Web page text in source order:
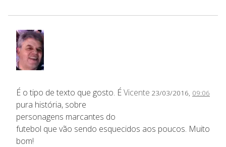
Vicente 23/03/2016, 09:06
É o tipo de texto que gosto. É
pura história, sobre
personagens marcantes do
futebol que vão sendo esquecidos aos poucos. Muito
bom!